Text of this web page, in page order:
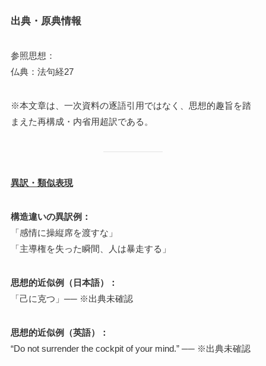
出典・原典情報
参照思想：
仏典：法句経27
※本文章は、一次資料の逐語引用ではなく、思想的趣旨を踏
まえた再構成・内省用超訳である。
異訳・類似表現
構造違いの異訳例：
「感情に操縦席を渡すな」
「主導権を失った瞬間、人は暴走する」
思想的近似例（日本語）：
「己に克つ」── ※出典未確認
思想的近似例（英語）：
“Do not surrender the cockpit of your mind.” ── ※出典未確認